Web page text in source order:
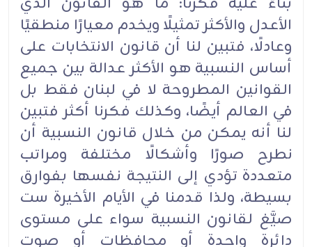
الأعدل والأكثر تمثيلًا ويخدم معيارًا منطقيًا
وعادلًا، فتبين لنا أن قانون الانتخابات على
أساس النسبية هو الأكثر عدالة بين جميع
القوانين المطروحة لا في لبنان فقط بل
في العالم أيضًا، وكذلك فكرنا أكثر فتبين
لنا أنه يمكن من خلال قانون النسبية أن
نطرح صورًا وأشكالًا مختلفة ومراتب
متعددة تؤدي إلى النتيجة نفسها بفوارق
بسيطة، ولذا قدمنا في الأيام الأخيرة ست
صيَّغ لقانون النسبية سواء على مستوى
دائرة واحدة أو محافظات أو صوت